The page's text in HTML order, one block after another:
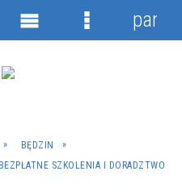
BĘDZIN
SZKOLENIA I DORADZTWO
Menu
Menu
panel